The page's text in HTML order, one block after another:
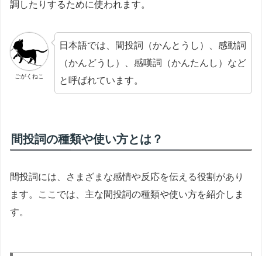
調したりするために使われます。
ごがくねこ
日本語では、間投詞（かんとうし）、感動詞
（かんどうし）、感嘆詞（かんたんし）など
と呼ばれています。
間投詞の種類や使い方とは？
間投詞には、さまざまな感情や反応を伝える役割があり
ます。ここでは、主な間投詞の種類や使い方を紹介しま
す。